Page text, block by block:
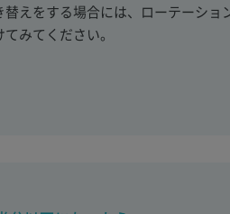
えをする場合には、ローテーショ
みてください。